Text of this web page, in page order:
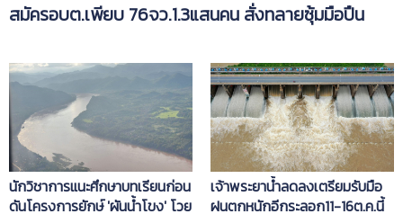
สมัครอบต.เพียบ 76จว.1.3แสนคน สั่งทลายซุ้มมือปืน
นักวิชาการแนะศึกษาบทเรียนก่อน
ดันโครงการยักษ์ 'ผันน้ำโขง' โวย
เจ้าพระยาน้ำลดลงเตรียมรับมือ
ฝนตกหนักอีกระลอก11-16ต.ค.นี้